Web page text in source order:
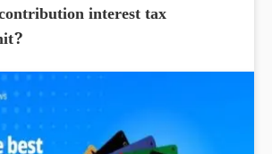
interest tax